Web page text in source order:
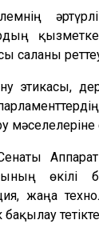
саланы
этикасы,
жаңа
бақылау